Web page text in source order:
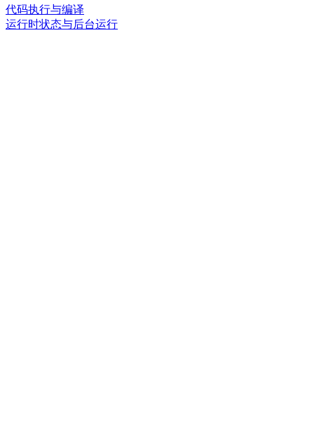
代码执行与编译
运行时状态与后台运行